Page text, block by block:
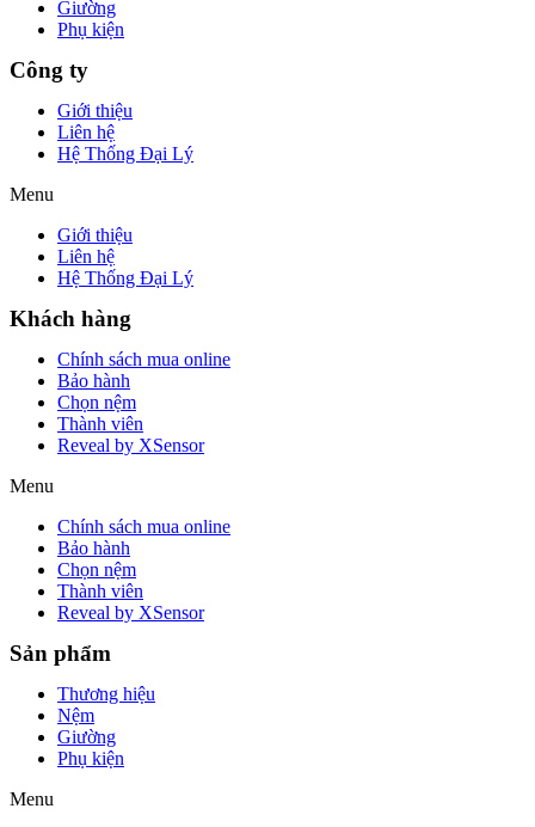
Giường
Phụ kiện
Công ty
Giới thiệu
Liên hệ
Hệ Thống Đại Lý
Menu
Giới thiệu
Liên hệ
Hệ Thống Đại Lý
Khách hàng
Chính sách mua online
Bảo hành
Chọn nệm
Thành viên
Reveal by XSensor
Menu
Chính sách mua online
Bảo hành
Chọn nệm
Thành viên
Reveal by XSensor
Sản phẩm
Thương hiệu
Nệm
Giường
Phụ kiện
Menu